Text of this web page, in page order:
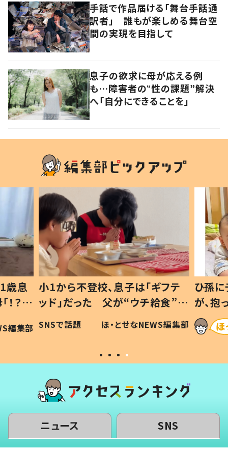
手話で作品届ける「舞台手話通
訳者」 誰もが楽しめる舞台空
間の実現を目指して
息子の欲求に母が応える例
も…障害者の‟性の課題”解決
へ「自分にできることを」
歳息
？」
編集部
小1から不登校、息子は「ギフテ
ッド」だった 父が“ウチ給食”を
作り続ける理由とは #令和の親
#令和の子
SNSで話題 ほ・とせなNEWS編集部
ひ孫
が、
「涙が
い」
ニュース SNS